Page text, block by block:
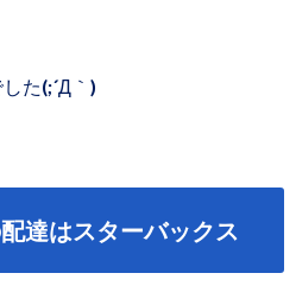
た(;´Д｀)
達はスターバックス